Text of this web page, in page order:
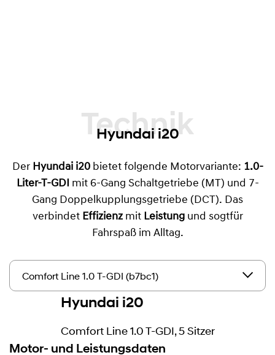
Technik
Hyundai i20
Der Hyundai i20bietet folgende Motorvariante: 1.0-
Liter-T-GDI mit 6-Gang Schaltgetriebe (MT) und 7-
Gang Doppelkupplungsgetriebe (DCT). Das
verbindet Effizienzmit Leistungund sogtfür
Fahrspaß im Alltag.
Hyundai i20
Comfort Line 1.0 T-GDI, 5 Sitzer
Motor- und Leistungsdaten